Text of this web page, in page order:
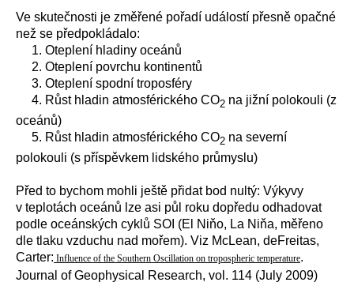
Ve skutečnosti je změřené pořadí událostí přesně opačné
než se předpokládalo:
1. Oteplení hladiny oceánů
2. Oteplení povrchu kontinentů
3. Oteplení spodní troposféry
4. Růst hladin atmosférického CO2 na jižní polokouli (z
oceánů)
5. Růst hladin atmosférického CO2 na severní
polokouli (s příspěvkem lidského průmyslu)
Před to bychom mohli ještě přidat bod nultý: Výkyvy
v teplotách oceánů lze asi půl roku dopředu odhadovat
podle oceánských cyklů SOI (El Niňo, La Niňa, měřeno
dle tlaku vzduchu nad mořem). Viz McLean, deFreitas,
Carter: Influence of the Southern Oscillation on tropospheric temperature.
Journal of Geophysical Research, vol. 114 (July 2009)